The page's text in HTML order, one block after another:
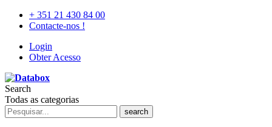
+ 351 21 430 84 00
Contacte-nos !
Login
Obter Acesso
Search
Todas as categorias
search